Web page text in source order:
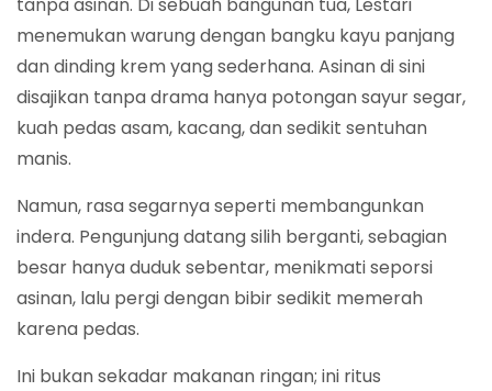
tanpa asinan. Di sebuah bangunan tua, Lestari
menemukan warung dengan bangku kayu panjang
dan dinding krem yang sederhana. Asinan di sini
disajikan tanpa drama hanya potongan sayur segar,
kuah pedas asam, kacang, dan sedikit sentuhan
manis.
Namun, rasa segarnya seperti membangunkan
indera. Pengunjung datang silih berganti, sebagian
besar hanya duduk sebentar, menikmati seporsi
asinan, lalu pergi dengan bibir sedikit memerah
karena pedas.
Ini bukan sekadar makanan ringan; ini ritus